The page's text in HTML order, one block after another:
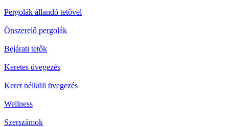
Pergolák állandó tetővel
Önszerelő pergolák
Bejárati tetők
Keretes üvegezés
Keret nélküli üvegezés
Wellness
Szerszámok